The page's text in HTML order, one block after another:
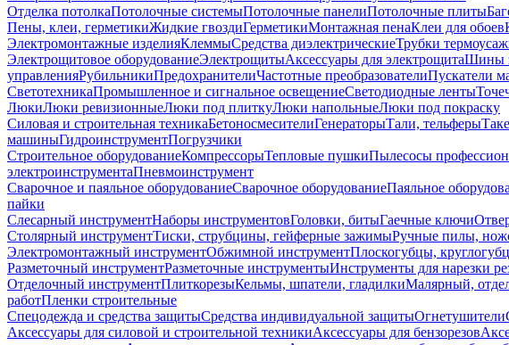
Отделка потолкаПотолочные системыПотолочные панелиПотолочные плиты
Пены, клеи, герметикиЖидкие гвоздиГерметикиМонтажная пенаКлеи для обоев
Электромонтажные изделияКлеммыСредства диэлектрическиеТрубки
Электрощитовое оборудованиеЭлектрощитыАксессуары для электрощитаШины
управленияРубильникиПредохранителиЧастотные преобразователиПускатели
СветотехникаПромышленное и сигнальное освещениеСветодиодные ленты
ЛюкиЛюки ревизионныеЛюки под плиткуЛюки напольныеЛюки под покраску
Силовая и строительная техникаБетоносмесителиГенераторыТали, тельферы
машиныГидроинструментПогрузчики
Строительное оборудованиеКомпрессорыТепловые пушкиПылесосы
электроинструментаПневмоинструмент
Сварочное и паяльное оборудованиеСварочное оборудованиеПаяльное
пайки
Слесарный инструментНаборы инструментовГоловки, битыГаечные ключи
Столярный инструментТиски, струбцины, гейферные зажимыРучные пилы,
Электромонтажный инструментОбжимной инструментПлоскогубцы,
Разметочный инструментРазметочные инструментыИнструменты для нарезки
Отделочный инструментПлиткорезыКельмы, шпатели, гладилкиМалярный,
работПленки строительные
Спецодежда и средства защитыСредства индивидуальной защитыОгнетушители
Аксессуары для силовой и строительной техникиАксессуары для бензорезов